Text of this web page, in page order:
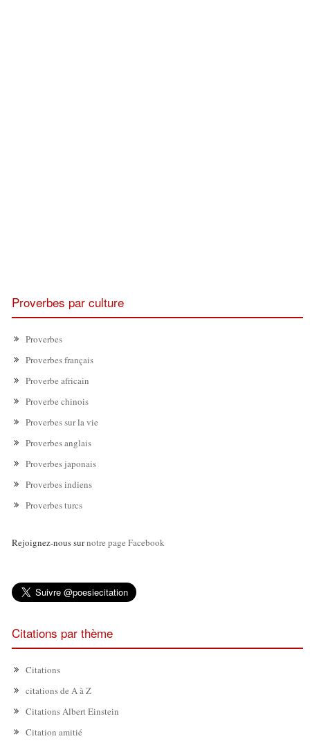
Proverbes par culture
Proverbes
Proverbes français
Proverbe africain
Proverbe chinois
Proverbes sur la vie
Proverbes anglais
Proverbes japonais
Proverbes indiens
Proverbes turcs
Rejoignez-nous surnotre page Facebook
Citations par thème
Citations
citations de A à Z
Citations Albert Einstein
Citation amitié